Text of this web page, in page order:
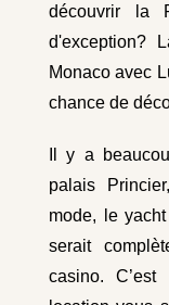
découvrir la
d'exception?
Monaco avec
chance de
Il y a
palais
mode, le
serait
casino.